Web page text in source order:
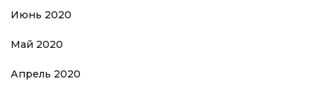
Июнь 2020
Май 2020
Апрель 2020